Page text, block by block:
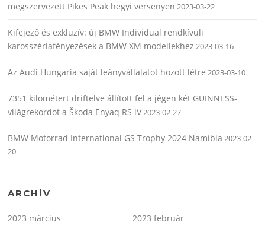
megszervezett Pikes Peak hegyi versenyen 2023-03-22
Kifejező és exkluzív: új BMW Individual rendkívüli
karosszériafényezések a BMW XM modellekhez 2023-03-16
Az Audi Hungaria saját leányvállalatot hozott létre 2023-03-10
7351 kilométert driftelve állított fel a jégen két GUINNESS-
világrekordot a Škoda Enyaq RS iV2023-02-27
BMW Motorrad International GS Trophy 2024 Namíbia 2023-02-
20
ARCHÍV
2023 március
2023 február